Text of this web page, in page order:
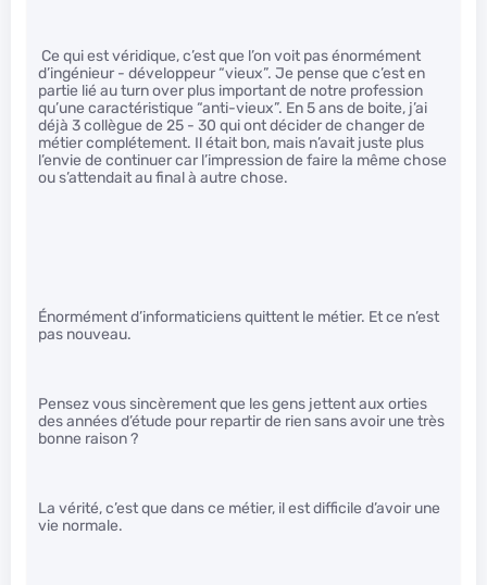
Ce qui est véridique, c’est que l’on voit pas énormément
d’ingénieur - développeur “vieux”. Je pense que c’est en
partie lié au turn over plus important de notre profession
qu’une caractéristique “anti-vieux”. En 5 ans de boite, j’ai
déjà 3 collègue de 25 - 30 qui ont décider de changer de
métier complétement. Il était bon, mais n’avait juste plus
l’envie de continuer car l’impression de faire la même chose
ou s’attendait au final à autre chose.
Énormément d’informaticiens quittent le métier. Et ce n’est
pas nouveau.
Pensez vous sincèrement que les gens jettent aux orties
des années d’étude pour repartir de rien sans avoir une très
bonne raison ?
La vérité, c’est que dans ce métier, il est difficile d’avoir une
vie normale.